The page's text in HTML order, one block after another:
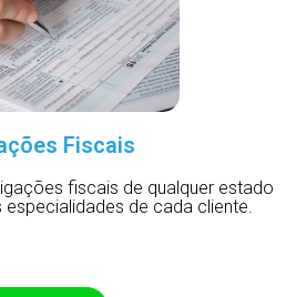
Fiscais
fiscais de qualquer estado
de cada cliente.